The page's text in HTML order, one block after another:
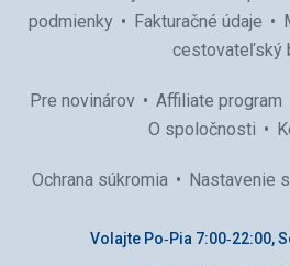
podmienky
Fakturačné údaje
cestovateľský
Pre novinárov Affiliate program
O spoločnosti
Ochrana súkromia Nastavenie
Volajte Po‑Pia 7:00‑22:00,